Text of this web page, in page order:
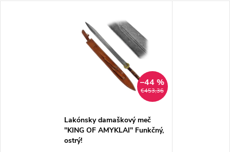
€453,36
–44 %
Lakónsky damaškový meč
"KING OF AMYKLAI" Funkčný,
ostrý!